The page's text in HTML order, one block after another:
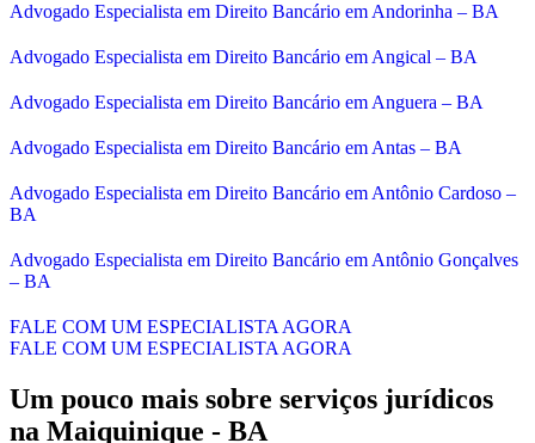
Advogado Especialista em Direito Bancário em Andorinha – BA
Advogado Especialista em Direito Bancário em Angical – BA
Advogado Especialista em Direito Bancário em Anguera – BA
Advogado Especialista em Direito Bancário em Antas – BA
Advogado Especialista em Direito Bancário em Antônio Cardoso –
BA
Advogado Especialista em Direito Bancário em Antônio Gonçalves
– BA
FALE COM UM ESPECIALISTA AGORA
FALE COM UM ESPECIALISTA AGORA
Um pouco mais sobre serviços jurídicos
na Maiquinique - BA